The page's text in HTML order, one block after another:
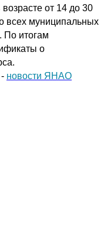
от 14 до 30
всех муниципальных
По итогам
о
новости ЯНАО